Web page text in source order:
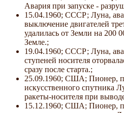
Авария при запуске -
15.04.1960; СССР; Луна,
выключение двигателей
удалилась от Земли на 200
Земле.;
19.04.1960; СССР; Луна,
ступеней носителя
сразу после старта.;
25.09.1960; США; Пионер,
искусственного спутника
ракеты-носителя при
15.12.1960; США; Пионер,